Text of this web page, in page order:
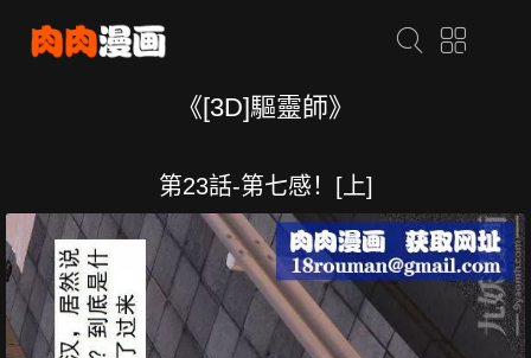
《[3D]驅靈師》
第23話-第七感！[上]